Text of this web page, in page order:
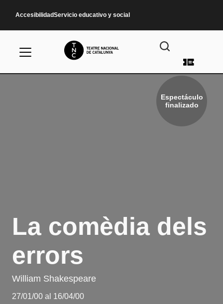
AccesibilidadServicio educativo y social
Menú
Espectáculo
finalizado
La comèdia dels
errors
William Shakespeare
27/01/00 al 16/04/00